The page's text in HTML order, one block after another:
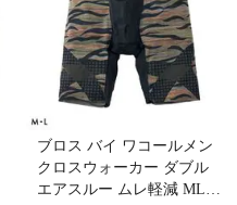
ブロス バイ ワコールメン
クロスウォーカー ダブル
エアスルー ムレ軽減 ML